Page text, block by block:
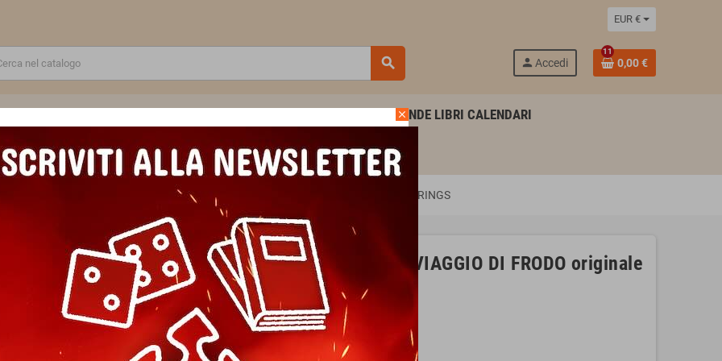
EUR €
search person Accedi
11
0,00 €
AGENDE LIBRI CALENDARI
SCUOLA E TEMPO LIBERO
1000 PEZZI ravensburger IL VIAGGIO DI FRODO originale THE LORD OF THE RINGS
PUZZLE 1000 PEZZI ravensburger IL VIAGGIO DI FRODO originale
THE LORD OF THE RINGS
Marca
Ravensburger
Riferimento
4005555018100
In magazzino
1 Articolo
close